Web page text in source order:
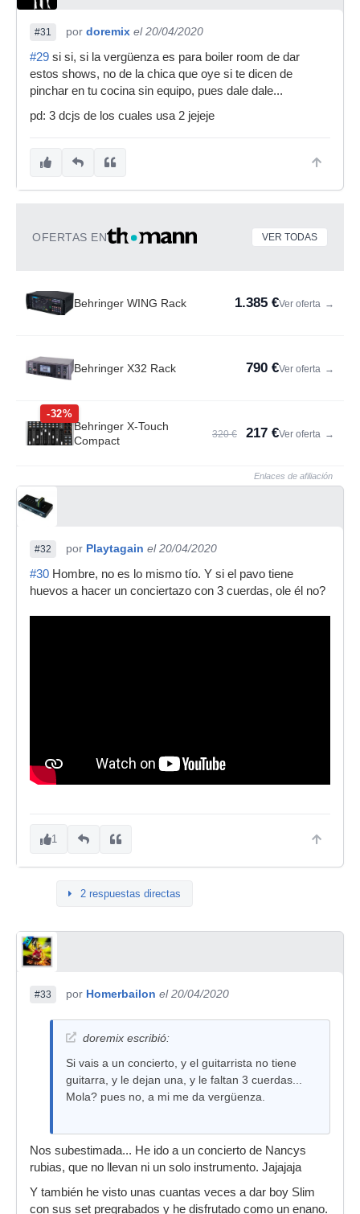
#31 por doremix el 20/04/2020
#29 si si, si la vergüenza es para boiler room de dar
estos shows, no de la chica que oye si te dicen de
pinchar en tu cocina sin equipo, pues dale dale...
pd: 3 dcjs de los cuales usa 2 jejeje
OFERTAS EN VER TODAS
Behringer WING Rack 1.385 €Ver oferta →
Behringer X32 Rack 790 €Ver oferta →
-32%
Behringer X-Touch
Compact
320 € 217 €Ver oferta →
Enlaces de afiliación
#32 por Playtagain el 20/04/2020
#30 Hombre, no es lo mismo tío. Y si el pavo tiene
huevos a hacer un conciertazo con 3 cuerdas, ole él no?
1
2 respuestas directas
#33 por Homerbailon el 20/04/2020
doremix escribió:
Si vais a un concierto, y el guitarrista no tiene
guitarra, y le dejan una, y le faltan 3 cuerdas...
Mola? pues no, a mi me da vergüenza.
Nos subestimada... He ido a un concierto de Nancys
rubias, que no llevan ni un solo instrumento. Jajajaja
Y también he visto unas cuantas veces a dar boy Slim
con sus set pregrabados y he disfrutado como un enano.